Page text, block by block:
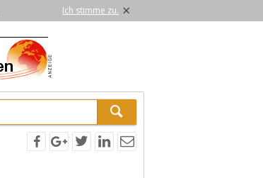
Ich stimme zu. ×